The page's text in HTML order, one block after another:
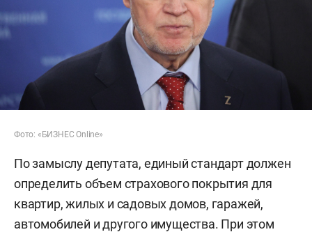
Фото: «БИЗНЕС Online»
По замыслу депутата, единый стандарт должен
определить объем страхового покрытия для
квартир, жилых и садовых домов, гаражей,
автомобилей и другого имущества. При этом